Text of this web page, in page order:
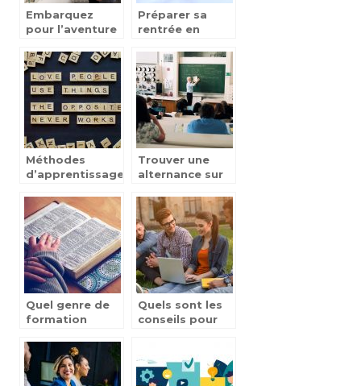
Embarquez
pour l’aventure
professeur des
ecoles
Préparer sa
rentrée en
commerce
Méthodes
d’apprentissage
enfants
Trouver une
alternance sur
Quel genre de
formation
Bac?
Quels sont les
conseils pour
?